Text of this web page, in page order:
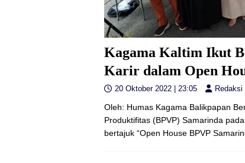
Kagama Kaltim Ikut
Karir dalam Open
20 Oktober 2022 | 23:05 Redaksi
Oleh: Humas Kagama Balikpapan
Produktifitas (BPVP) Samarinda
bertajuk “Open House BPVP